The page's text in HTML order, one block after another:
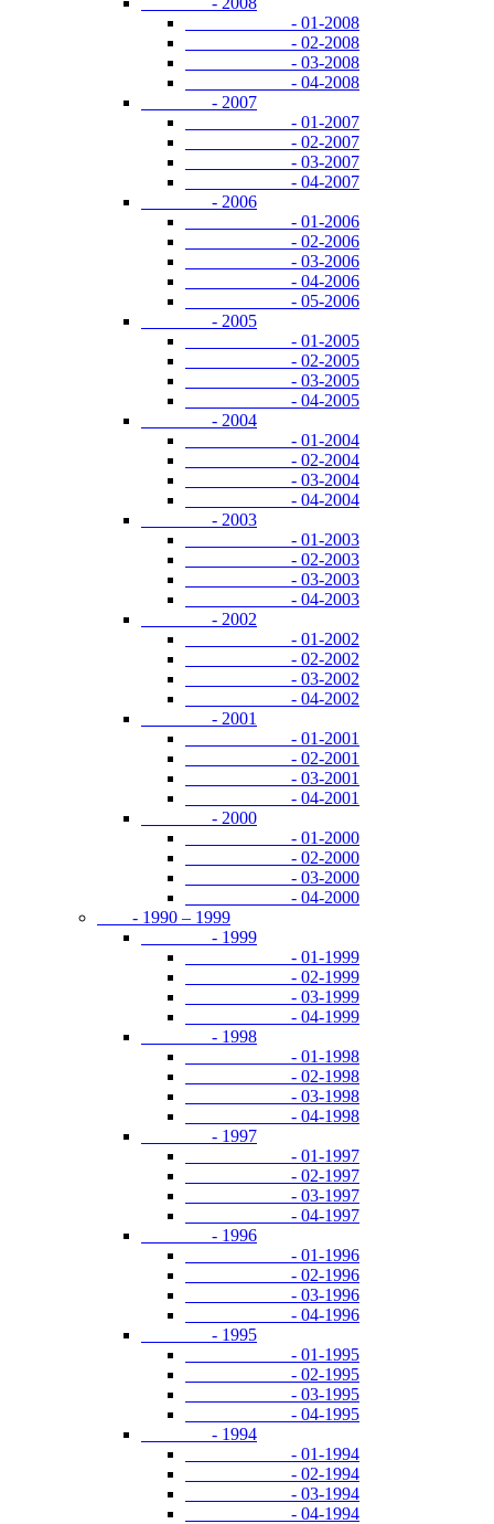
- 01-2008
- 02-2008
- 03-2008
- 04-2008
- 2007
- 01-2007
- 02-2007
- 03-2007
- 04-2007
- 2006
- 01-2006
- 02-2006
- 03-2006
- 04-2006
- 05-2006
- 2005
- 01-2005
- 02-2005
- 03-2005
- 04-2005
- 2004
- 01-2004
- 02-2004
- 03-2004
- 04-2004
- 2003
- 01-2003
- 02-2003
- 03-2003
- 04-2003
- 2002
- 01-2002
- 02-2002
- 03-2002
- 04-2002
- 2001
- 01-2001
- 02-2001
- 03-2001
- 04-2001
- 2000
- 01-2000
- 02-2000
- 03-2000
- 04-2000
- 1990 – 1999
- 1999
- 01-1999
- 02-1999
- 03-1999
- 04-1999
- 1998
- 01-1998
- 02-1998
- 03-1998
- 04-1998
- 1997
- 01-1997
- 02-1997
- 03-1997
- 04-1997
- 1996
- 01-1996
- 02-1996
- 03-1996
- 04-1996
- 1995
- 01-1995
- 02-1995
- 03-1995
- 04-1995
- 1994
- 01-1994
- 02-1994
- 03-1994
- 04-1994